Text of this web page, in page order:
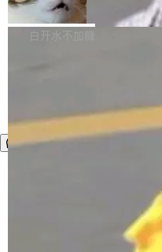
由软件情怀，而是一个跟 AI
技术判断。 两行 prompt 就能
关开源项目的开发者，希望
ness 的内测，可以回复或私
Harness 负责把能力落到真
具、读写文件、管理上下文、
环。崔添翼招人的标...
开源
商汤科技宣布面向社区开源
型的预览版本 SenseNova
理解、推理、生成与编辑，还
量大小，将能力推进到4K、更
更复杂的视觉控制和可持续迭
1，U1.5-Lite-Preview 在以
提升： 原生支持4K图像生成
理、细节与真实世界质感；
生成与复杂版式组织； 更稳定
白开水不加糖